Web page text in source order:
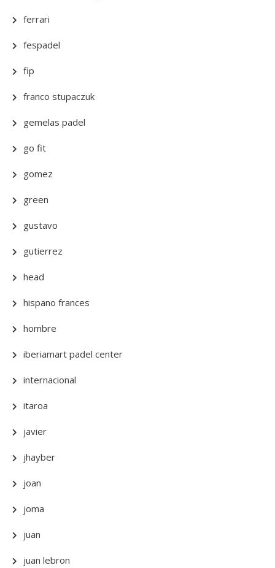
ferrari
fespadel
fip
franco stupaczuk
gemelas padel
go fit
gomez
green
gustavo
gutierrez
head
hispano frances
hombre
iberiamart padel center
internacional
itaroa
javier
jhayber
joan
joma
juan
juan lebron